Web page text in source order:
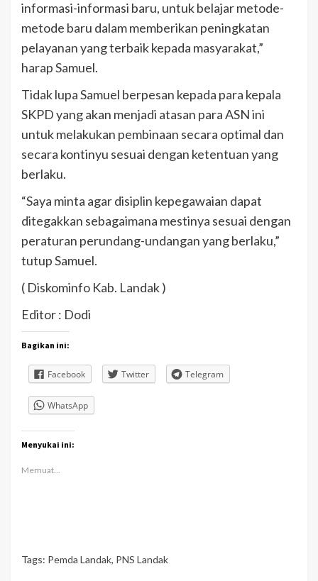
informasi-informasi baru, untuk belajar metode-
metode baru dalam memberikan peningkatan
pelayanan yang terbaik kepada masyarakat,”
harap Samuel.
Tidak lupa Samuel berpesan kepada para kepala
SKPD yang akan menjadi atasan para ASN ini
untuk melakukan pembinaan secara optimal dan
secara kontinyu sesuai dengan ketentuan yang
berlaku.
“Saya minta agar disiplin kepegawaian dapat
ditegakkan sebagaimana mestinya sesuai dengan
peraturan perundang-undangan yang berlaku,”
tutup Samuel.
( Diskominfo Kab. Landak )
Editor : Dodi
Bagikan ini:
Facebook Twitter Telegram
WhatsApp
Menyukai ini:
Memuat...
Tags: Pemda Landak, PNS Landak